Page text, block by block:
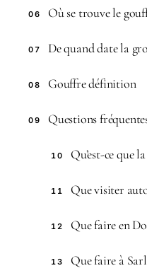
06 Où se trouve le
07 De quand date la
08 Gouffre définition
09 Questions
10 Qu’est-ce que
11 Que visiter
12 Que faire en
13 Que faire à